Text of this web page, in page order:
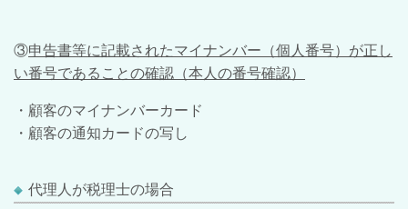
③申告書等に記載されたマイナンバー（個人番号）が正し
い番号であることの確認（本人の番号確認）
・顧客のマイナンバーカード
・顧客の通知カードの写し
代理人が税理士の場合